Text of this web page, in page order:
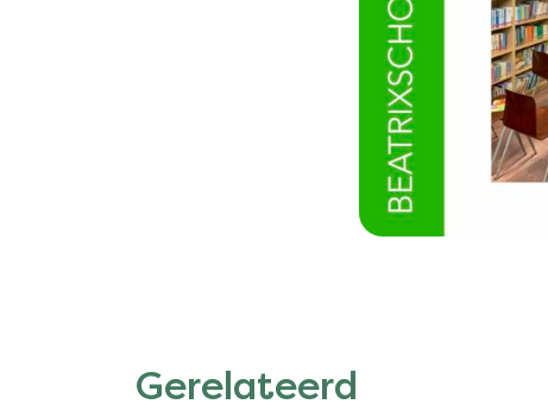
Gerelateerd